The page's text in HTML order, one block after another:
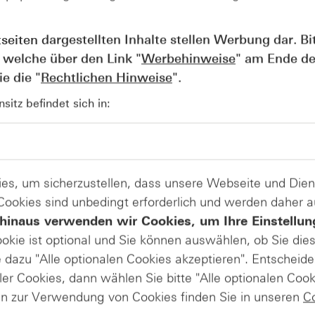
hebt
AUGUST
05
11:15
SpaceX legt
Zahlen für das
zweite Quartal
Umso wichtiger ist es, schon bei der
einige Aspekte zu achten. Dazu haben wir 3 wichtige
es zu einem Knock-out Ereignis kommt und was dabei
unser Produktexperte Julius Weiß Ihnen wie der
Sie achten müssen.
heute, am 11. Juni um 18:30 Uhrstatt.
dargestellten Inhalte stellen Werbung dar.
über den Link "Werbehinweise" am Ende
die "Rechtlichen Hinweise".
befindet sich in:
um sicherzustellen, dass unsere Webseite und
sind unbedingt erforderlich und werden daher
verwenden wir Cookies, um Ihre
ist optional und Sie können auswählen, ob Sie
"Alle optionalen Cookies akzeptieren".
Cookies, dann wählen Sie bitte "Alle optionalen
zur Verwendung von Cookies finden Sie in unseren